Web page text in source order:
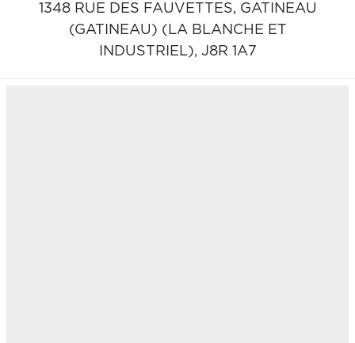
1348 RUE DES FAUVETTES, GATINEAU
(GATINEAU) (LA BLANCHE ET
INDUSTRIEL), J8R 1A7